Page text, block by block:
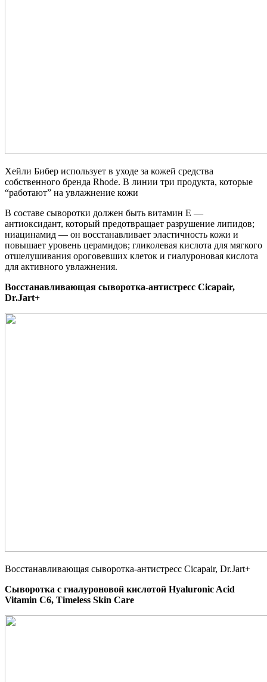
Хейли Бибер использует в уходе за кожей средства
собственного бренда Rhode. В линии три продукта, которые
“работают” на увлажнение кожи
В составе сыворотки должен быть витамин E —
антиоксидант, который предотвращает разрушение липидов;
ниацинамид — он восстанавливает эластичность кожи и
повышает уровень церамидов; гликолевая кислота для мягкого
отшелушивания ороговевших клеток и гиалуроновая кислота
для активного увлажнения.
Восстанавливающая сыворотка-антистресс Cicapair,
Dr.Jart+
Восстанавливающая сыворотка-антистресс Cicapair, Dr.Jart+
Сыворотка с гиалуроновой кислотой Hyaluronic Acid
Vitamin C6, Timeless Skin Care